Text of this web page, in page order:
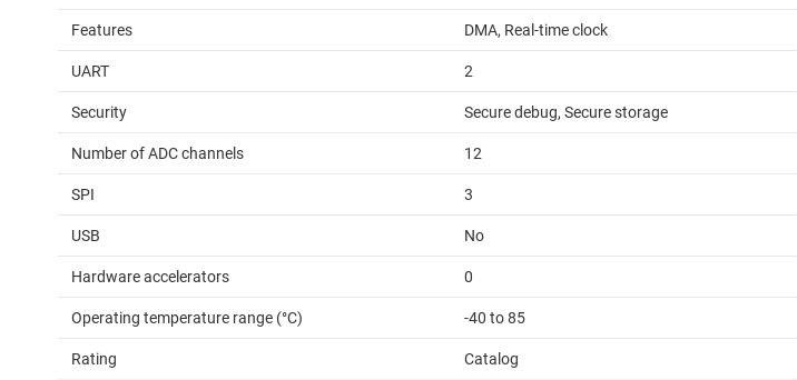
Features DMA, Real-time clock
UART 2
Security Secure debug, Secure storage
Number of ADC channels 12
SPI 3
USB No
Hardware accelerators 0
Operating temperature range (°C) -40 to 85
Rating Catalog